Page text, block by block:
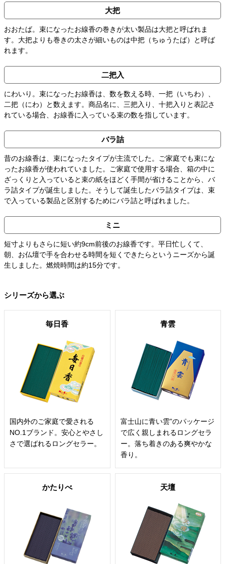
大把
おおたば。束になったお線香の巻きが太い製品は大把と呼ばれま
す。大把よりも巻きの太さが細いものは中把（ちゅうたば）と呼ば
れます。
二把入
にわいり。束になったお線香は、数を数える時、一把（いちわ）、
二把（にわ）と数えます。商品名に、三把入り、十把入りと表記さ
れている場合、お線香に入っている束の数を指しています。
バラ詰
昔のお線香は、束になったタイプが主流でした。ご家庭でも束にな
ったお線香が使われていました。ご家庭で使用する場合、箱の中に
ざっくりと入っていると束の紙をほどく手間が省けることから、バ
ラ詰タイプが誕生しました。そうして誕生したバラ詰タイプは、束
で入っている製品と区別するためにバラ詰と呼ばれました。
ミニ
短寸よりもさらに短い約9cm前後のお線香です。平日忙しくて、
朝、お仏壇で手を合わせる時間を短くできたらというニーズから誕
生しました。燃焼時間は約15分です。
シリーズから選ぶ
毎日香
国内外のご家庭で愛される
NO.1ブランド。安心とやさし
さで選ばれるロングセラー。
青雲
富士山に青い雲”のパッケージ
で広く親しまれるロングセラ
ー。落ち着きのある爽やかな
香り。
かたりべ 天壇